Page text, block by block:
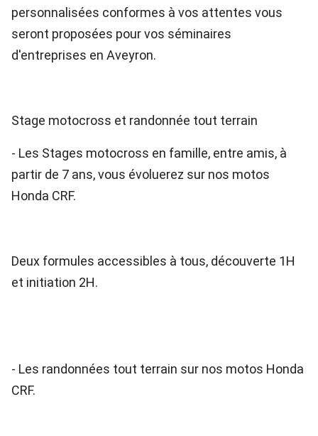
personnalisées conformes à vos attentes vous
seront proposées pour vos séminaires
d'entreprises en Aveyron.
Stage motocross et randonnée tout terrain
- Les Stages motocross en famille, entre amis, à
partir de 7 ans, vous évoluerez sur nos motos
Honda CRF.
Deux formules accessibles à tous, découverte 1H
et initiation 2H.
- Les randonnées tout terrain sur nos motos Honda
CRF.